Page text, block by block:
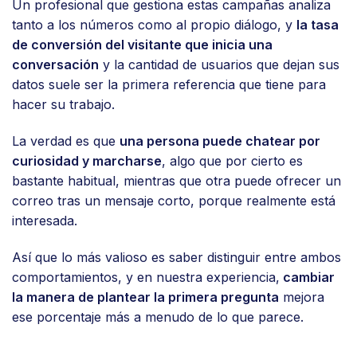
Un profesional que gestiona estas campañas analiza
tanto a los números como al propio diálogo, y la tasa
de conversión del visitante que inicia una
conversación y la cantidad de usuarios que dejan sus
datos suele ser la primera referencia que tiene para
hacer su trabajo.
La verdad es que una persona puede chatear por
curiosidad y marcharse, algo que por cierto es
bastante habitual, mientras que otra puede ofrecer un
correo tras un mensaje corto, porque realmente está
interesada.
Así que lo más valioso es saber distinguir entre ambos
comportamientos, y en nuestra experiencia, cambiar
la manera de plantear la primera pregunta mejora
ese porcentaje más a menudo de lo que parece.